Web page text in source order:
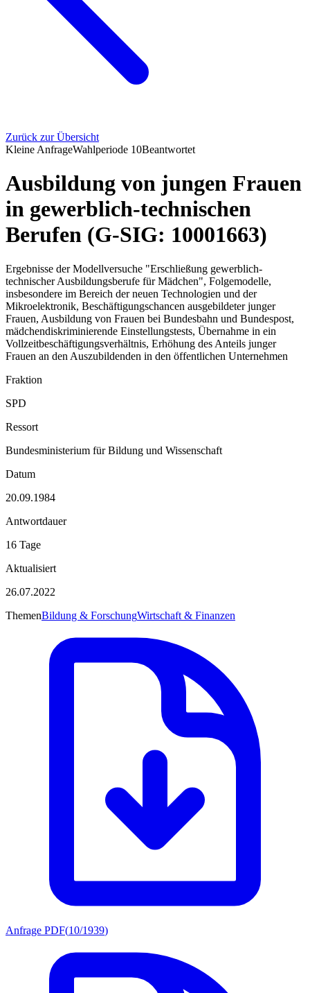
Zurück zur Übersicht
Kleine AnfrageWahlperiode 10Beantwortet
Ausbildung von jungen Frauen
in gewerblich-technischen
Berufen (G-SIG: 10001663)
Ergebnisse der Modellversuche "Erschließung gewerblich-
technischer Ausbildungsberufe für Mädchen", Folgemodelle,
insbesondere im Bereich der neuen Technologien und der
Mikroelektronik, Beschäftigungschancen ausgebildeter junger
Frauen, Ausbildung von Frauen bei Bundesbahn und Bundespost,
mädchendiskriminierende Einstellungstests, Übernahme in ein
Vollzeitbeschäftigungsverhältnis, Erhöhung des Anteils junger
Frauen an den Auszubildenden in den öffentlichen Unternehmen
Fraktion
SPD
Ressort
Bundesministerium für Bildung und Wissenschaft
Datum
20.09.1984
Antwortdauer
16 Tage
Aktualisiert
26.07.2022
ThemenBildung & ForschungWirtschaft & Finanzen
Anfrage PDF(10/1939)